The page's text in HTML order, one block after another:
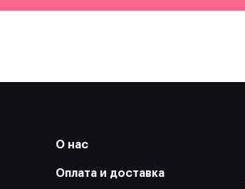
О нас
Оплата и доставка